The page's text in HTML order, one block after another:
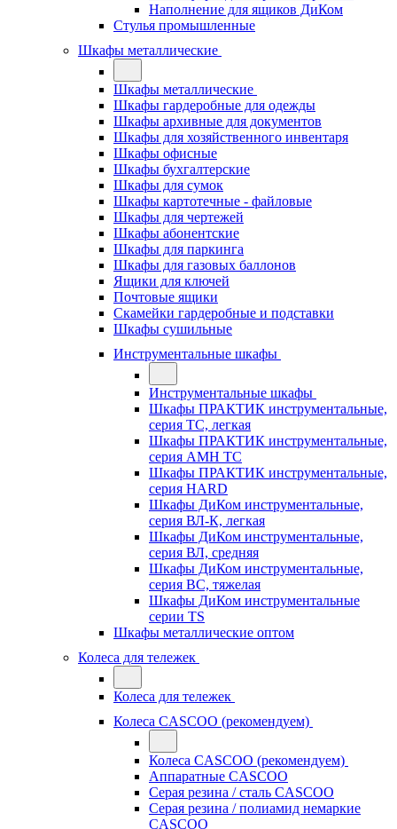
Наполнение для ящиков ДиКом
Стулья промышленные
Шкафы металлические
Шкафы металлические
Шкафы гардеробные для одежды
Шкафы архивные для документов
Шкафы для хозяйственного инвентаря
Шкафы офисные
Шкафы бухгалтерские
Шкафы для сумок
Шкафы картотечные - файловые
Шкафы для чертежей
Шкафы абонентские
Шкафы для паркинга
Шкафы для газовых баллонов
Ящики для ключей
Почтовые ящики
Скамейки гардеробные и подставки
Шкафы сушильные
Инструментальные шкафы
Инструментальные шкафы
Шкафы ПРАКТИК инструментальные,
серия ТC, легкая
Шкафы ПРАКТИК инструментальные,
серия AMH TC
Шкафы ПРАКТИК инструментальные,
серия HARD
Шкафы ДиКом инструментальные,
cерия ВЛ-К, легкая
Шкафы ДиКом инструментальные,
серия ВЛ, средняя
Шкафы ДиКом инструментальные,
серия ВС, тяжелая
Шкафы ДиКом инструментальные
серии TS
Шкафы металлические оптом
Колеса для тележек
Колеса для тележек
Колеса CASCOO (рекомендуем)
Колеса CASCOO (рекомендуем)
Аппаратные CASCOO
Серая резина / сталь CASCOO
Серая резина / полиамид немаркие
CASCOO